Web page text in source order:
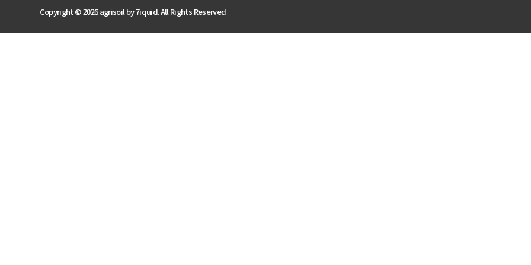
Copyright © 2026 agrisoil by7iquid. All Rights Reserved